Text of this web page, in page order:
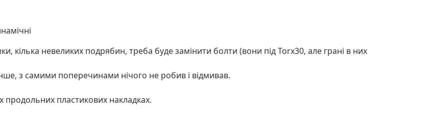
кілька невеликих подрябин, треба буде замінити болти (вони під Torx30, але грані в них
з самими поперечинами нічого не робив і відмивав.
продольних пластикових накладках.